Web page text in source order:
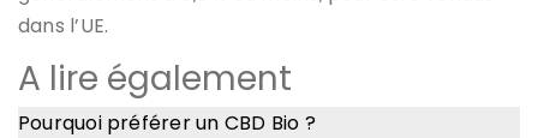
dans l’UE​​.
A lire également
Pourquoi préférer un CBD Bio ?